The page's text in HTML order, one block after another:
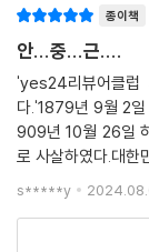
종이책
안...중...근....
'yes24리뷰어클럽
다.'1879년 9월 2일
909년 10월 26일
로 사살하였다.대한
근의 그 이름 석자
이란 무엇이고어떤
받치는 것을 두려워
s*****y